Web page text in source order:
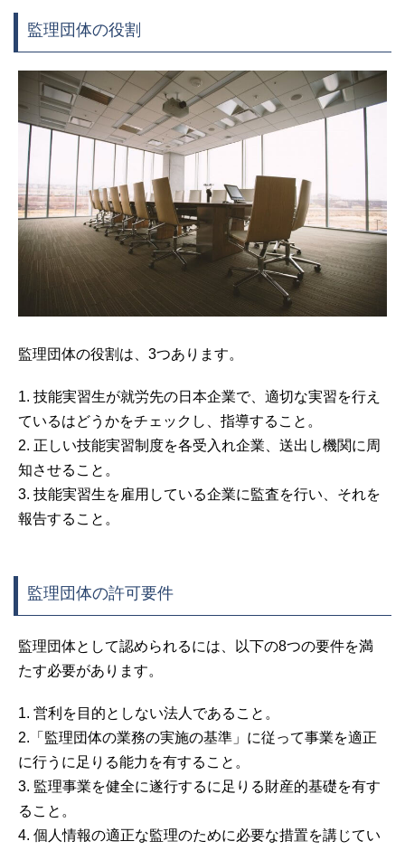
監理団体の役割
監理団体の役割は、3つあります。
1. 技能実習生が就労先の日本企業で、適切な実習を行え
ているはどうかをチェックし、指導すること。
2. 正しい技能実習制度を各受入れ企業、送出し機関に周
知させること。
3. 技能実習生を雇用している企業に監査を行い、それを
報告すること。
監理団体の許可要件
監理団体として認められるには、以下の8つの要件を満
たす必要があります。
1. 営利を目的としない法人であること。
2.「監理団体の業務の実施の基準」に従って事業を適正
に行うに足りる能力を有すること。
3. 監理事業を健全に遂行するに足りる財産的基礎を有す
ること。
4. 個人情報の適正な監理のために必要な措置を講じてい